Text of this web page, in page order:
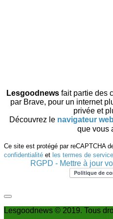
Lesgoodnewsfait partie des
par Brave, pour un internet
privée et
Découvrez le navigateur
que vous
Ce site est protégé par reCAPTCHA
confidentialité et les termes de service
RGPD - Mettre à jour
Lesgoodnews © 2019. Tous